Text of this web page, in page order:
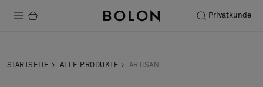
Privatkunde
STARTSEITE ALLE PRODUKTE ARTISAN